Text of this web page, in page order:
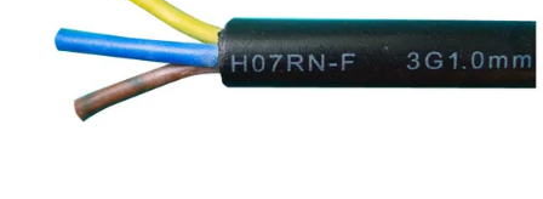
BLOG
DEMANDE